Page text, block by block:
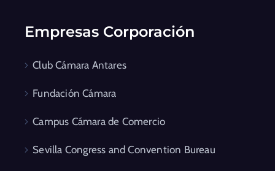
Empresas Corporación
Club Cámara Antares
Fundación Cámara
Campus Cámara de Comercio
Sevilla Congress and Convention Bureau